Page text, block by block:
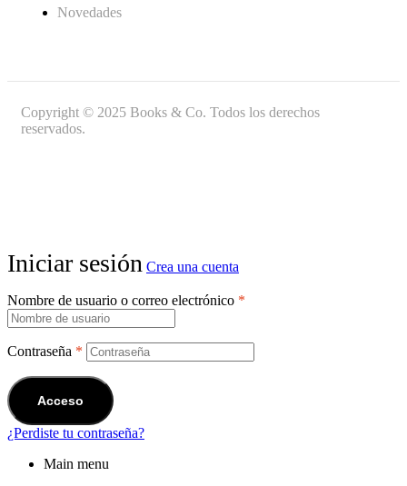
Novedades
Copyright © 2025 Books & Co. Todos los derechos
reservados.
Iniciar sesión Crea una cuenta
Nombre de usuario o correo electrónico *
Contraseña *
Acceso
¿Perdiste tu contraseña?
Main menu